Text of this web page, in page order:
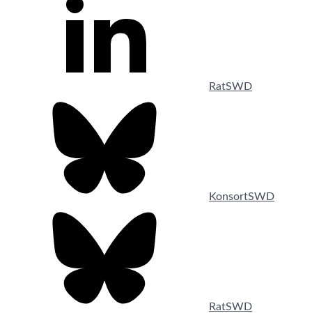
RatSWD
KonsortSWD
RatSWD